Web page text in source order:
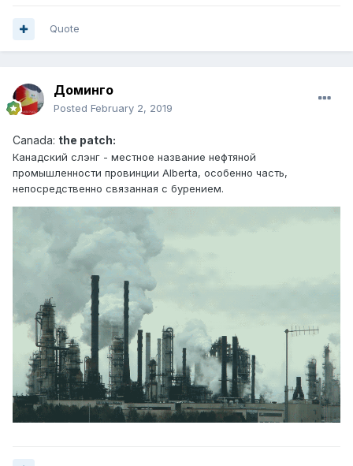
Quote
Доминго
Posted February 2, 2019
Canada: the patch:
Канадский слэн г - местное название нефтяной
промышленности провинции Alberta, особенно часть,
непосредственно связанная с бурением.